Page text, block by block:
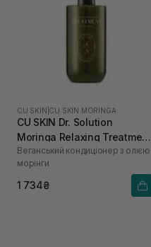
CU SKIN CU SKIN MORINGA
CU SKIN Dr. Solution
Moringa Relaxing Treatment
400 мл
Веганський кондиціонер з олією
морінги
1 734₴